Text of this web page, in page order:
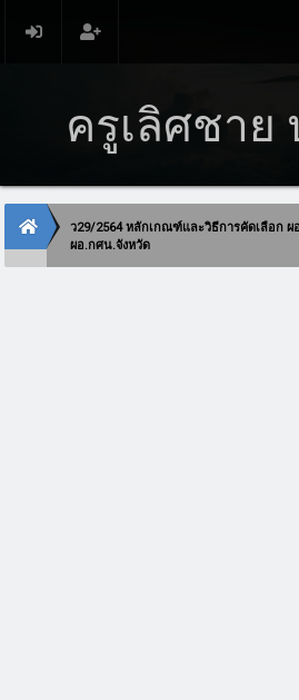
ครูเลิศชาย
ว29/2564 หลักเกณฑ์และวิธีการคัดเลือก ผ
ผอ.กศน.จังหวัด